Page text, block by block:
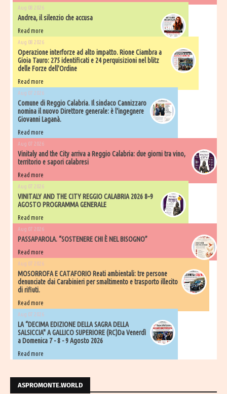
Aug 08 2026
Andrea, il silenzio che accusa
Read more
Aug 08 2026
Operazione interforze ad alto impatto. Rione Ciambra a
Gioia Tauro: 275 identificati e 24 perquisizioni nel blitz
delle Forze dell'Ordine
Read more
Aug 07 2026
Comune di Reggio Calabria. Il sindaco Cannizzaro
nomina il nuovo Direttore generale: è l'ingegnere
Giovanni Laganà.
Read more
Aug 07 2026
Vinitaly and the City arriva a Reggio Calabria: due giorni tra vino,
territorio e sapori calabresi
Read more
Aug 07 2026
VINITALY AND THE CITY REGGIO CALABRIA 2026 8–9
AGOSTO PROGRAMMA GENERALE
Read more
Aug 07 2026
PASSAPAROLA. “SOSTENERE CHI È NEL BISOGNO”
Read more
Aug 07 2026
MOSORROFA E CATAFORIO Reati ambientali: tre persone
denunciate dai Carabinieri per smaltimento e trasporto illecito
di rifiuti.
Read more
Aug 07 2026
LA “DECIMA EDIZIONE DELLA SAGRA DELLA
SALSICCIA" A GALLICO SUPERIORE (RC)Da Venerdì
a Domenica 7 - 8 - 9 Agosto 2026
Read more
ASPROMONTE.WORLD